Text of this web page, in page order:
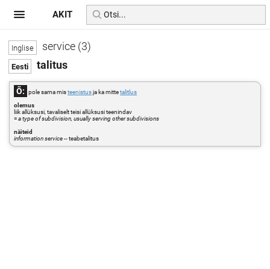
service (3)
talitus
Õ: pole sama misteenistusja ka mittetalitlus
olemus
liik allüksusi, tavaliselt teisi allüksusi teenindav
=a type of subdivision, usually serving other subdivisions
näiteid
information service-- teabetalitus
AKIT